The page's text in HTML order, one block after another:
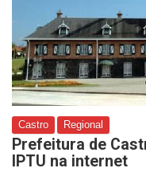
Castro Regional
Prefeitura de
IPTU na internet